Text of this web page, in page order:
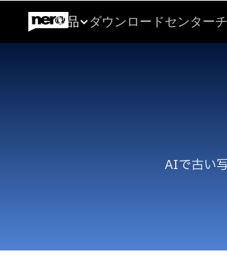
製品 ダウンロードセンター
AIで古
ッ
AIで古い